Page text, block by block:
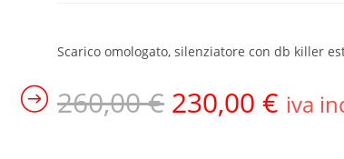
Scarico omologato, silenziatore con db killer
260,00€ 230,00 € iva